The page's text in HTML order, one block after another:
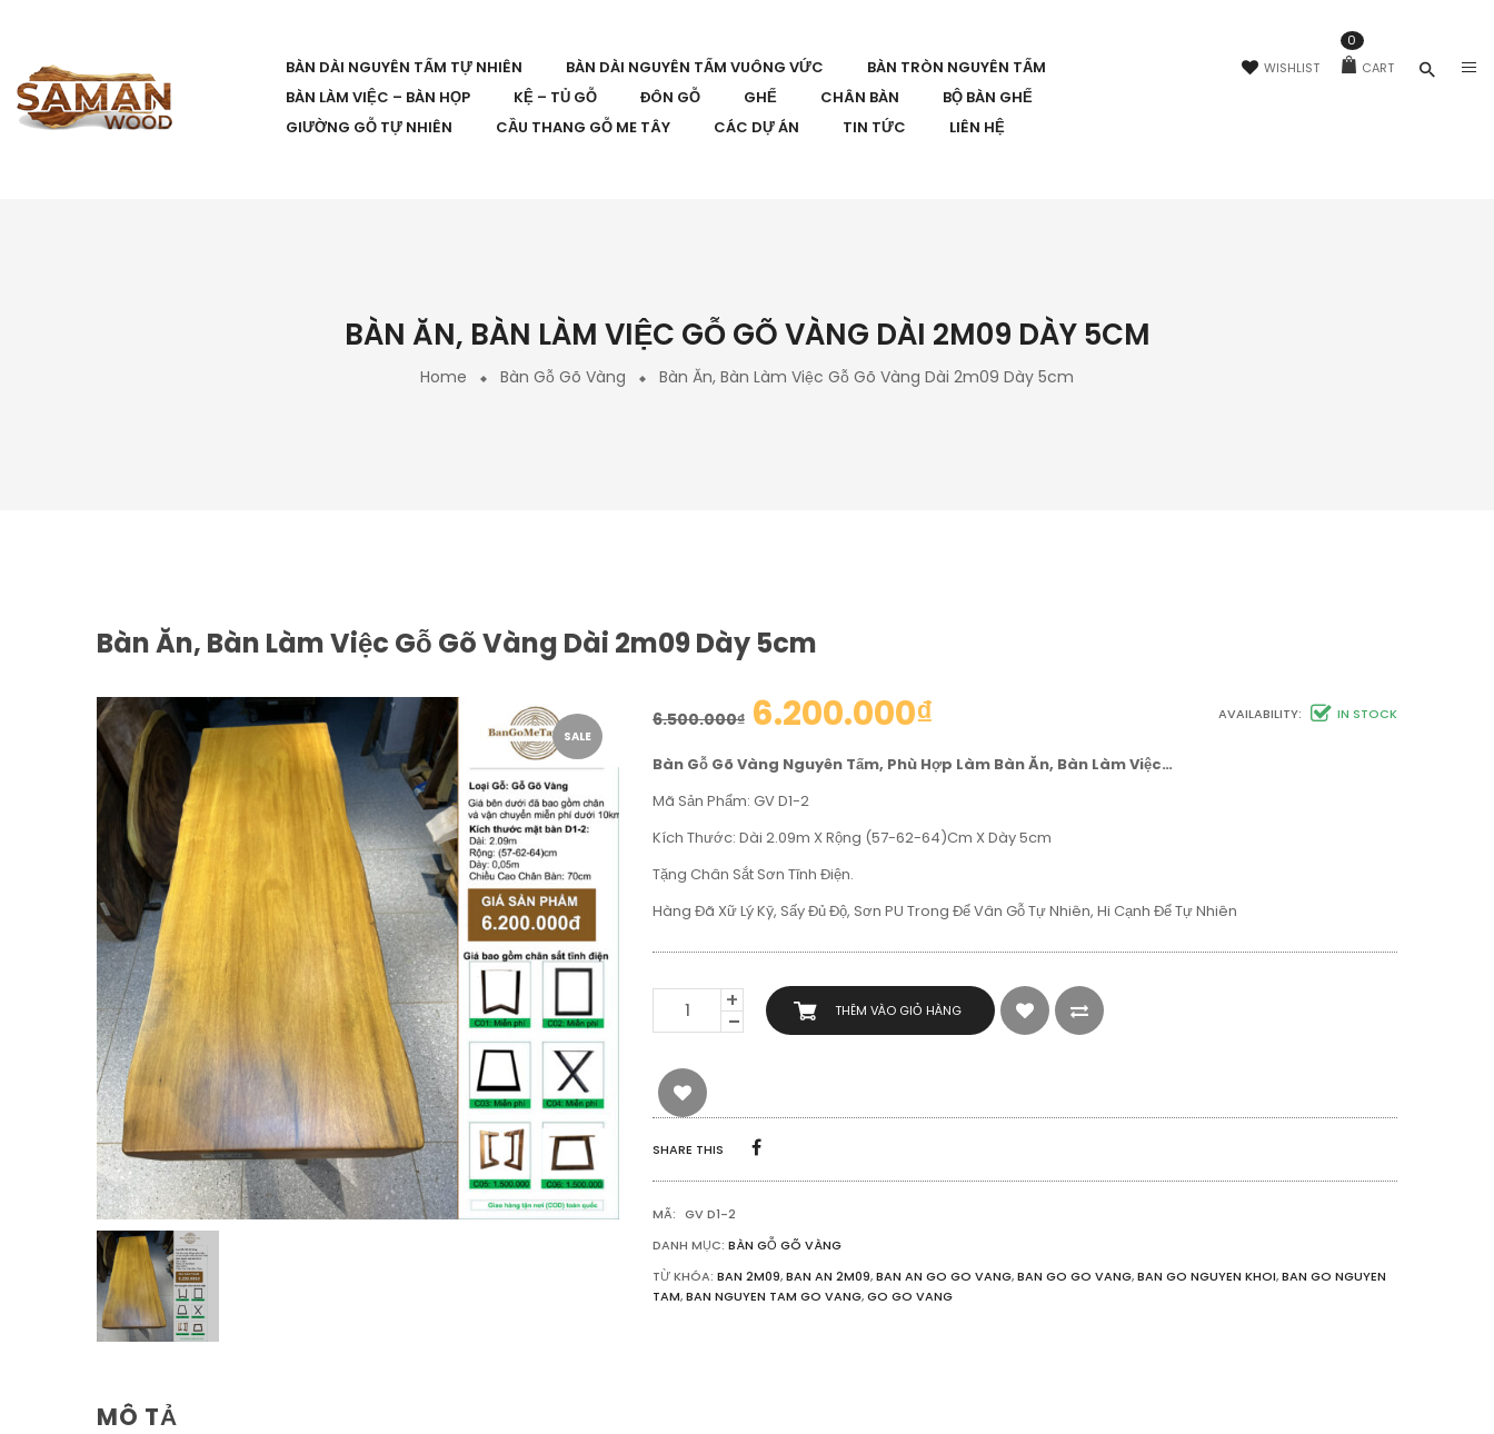
BÀN DÀI NGUYÊN TẤM TỰ NHIÊN BÀN DÀI NGUYÊN TẤM VUÔNG VỨC
BÀN TRÒN NGUYÊN TẤM
BÀN LÀM VIỆC – BÀN HỌP
KỆ – TỦ GỖ ĐÔN GỖ GHẾ CHÂN BÀN
BỘ BÀN GHẾ
GIƯỜNG GỖ TỰ NHIÊN
CẦU THANG GỖ ME TÂY CÁC DỰ ÁN TIN TỨC LIÊN HỆ
WISHLIST CART
0
BÀN ĂN, BÀN LÀM VIỆC GỖ GÕ VÀNG DÀI 2M09 DÀY 5CM
Home Bàn Gỗ Gõ Vàng Bàn Ăn, Bàn Làm Việc Gỗ Gõ Vàng Dài 2m09 Dày 5cm
Bàn Ăn, Bàn Làm Việc Gỗ Gõ Vàng Dài 2m09 Dày 5cm
SALE
6.500.000₫ 6.200.000₫ AVAILABILITY: IN STOCK
Bàn Gỗ Gõ Vàng Nguyên Tấm, Phù Hợp Làm Bàn Ăn, Bàn Làm Việc…
Mã Sản Phẩm: GV D1-2
Kích Thước: Dài 2.09m X Rộng (57-62-64)cm X Dày 5cm
Tặng Chân Sắt Sơn Tĩnh Điện.
Hàng Đã Xữ Lý Kỹ, Sấy Đủ Độ, Sơn PU Trong Để Vân Gỗ Tự Nhiên, Hi Cạnh Để Tự Nhiên
BÀN
VIỆC
GỖ
GÕ
DÀI
2M09
5CM
SỐ
THÊM VÀO GIỎ HÀNG
SHARE THIS
MÃ: GV D1-2
DANH MỤC: BÀN GỖ GÕ VÀNG
TỪ KHÓA: BAN 2M09,BAN AN 2M09,BAN AN GO GO VANG,BAN GO GO VANG,BAN GO NGUYEN KHOI,BAN GO NGUYEN
TAM,BAN NGUYEN TAM GO VANG,GO GO VANG
MÔ TẢ